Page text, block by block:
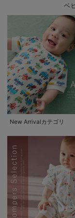
ベ
New Arrivalカテゴリ